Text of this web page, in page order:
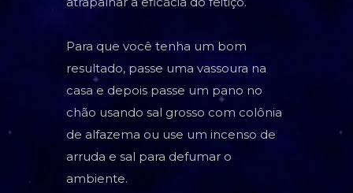
Para que você tenha um bom
resultado, passe uma vassoura na
casa e depois passe um pano no
chão usando sal grosso com colônia
de alfazema ou use um incenso de
arruda e sal para defumar o
ambiente.